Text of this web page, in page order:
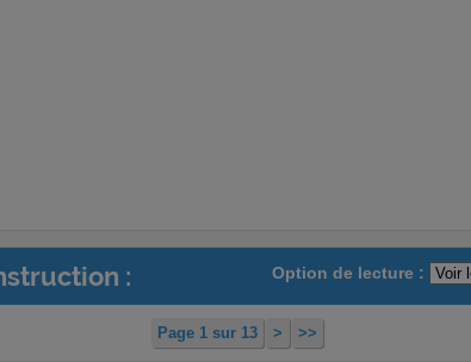
Option de lecture :
:
Page 1 sur 13 > >>